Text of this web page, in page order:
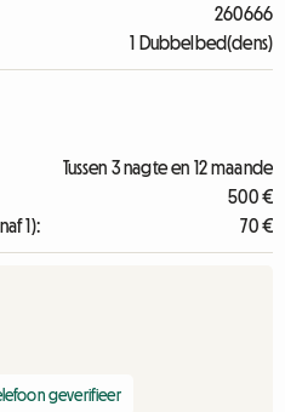
260666
1 Dubbelbed(dens)
Tussen 3 nagte en 12 maande
500 €
1):
70 €
geverifieer